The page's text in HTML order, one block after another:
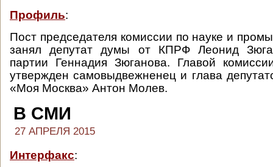
Профиль:
Пост председателя комиссии по науке и
занял депутат думы от КПРФ Леонид
партии Геннадия Зюганова. Главой
утвержден самовыдвежненец и глава
«Моя Москва» Антон Молев.
В СМИ
27 АПРЕЛЯ 2015
Интерфакс: